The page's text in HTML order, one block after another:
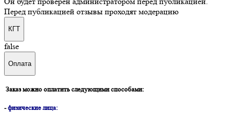
Перед публикацией отзывы проходят модерацию
КГТ
false
Оплата
Заказ можно оплатить следующими способами:
-физические лица: